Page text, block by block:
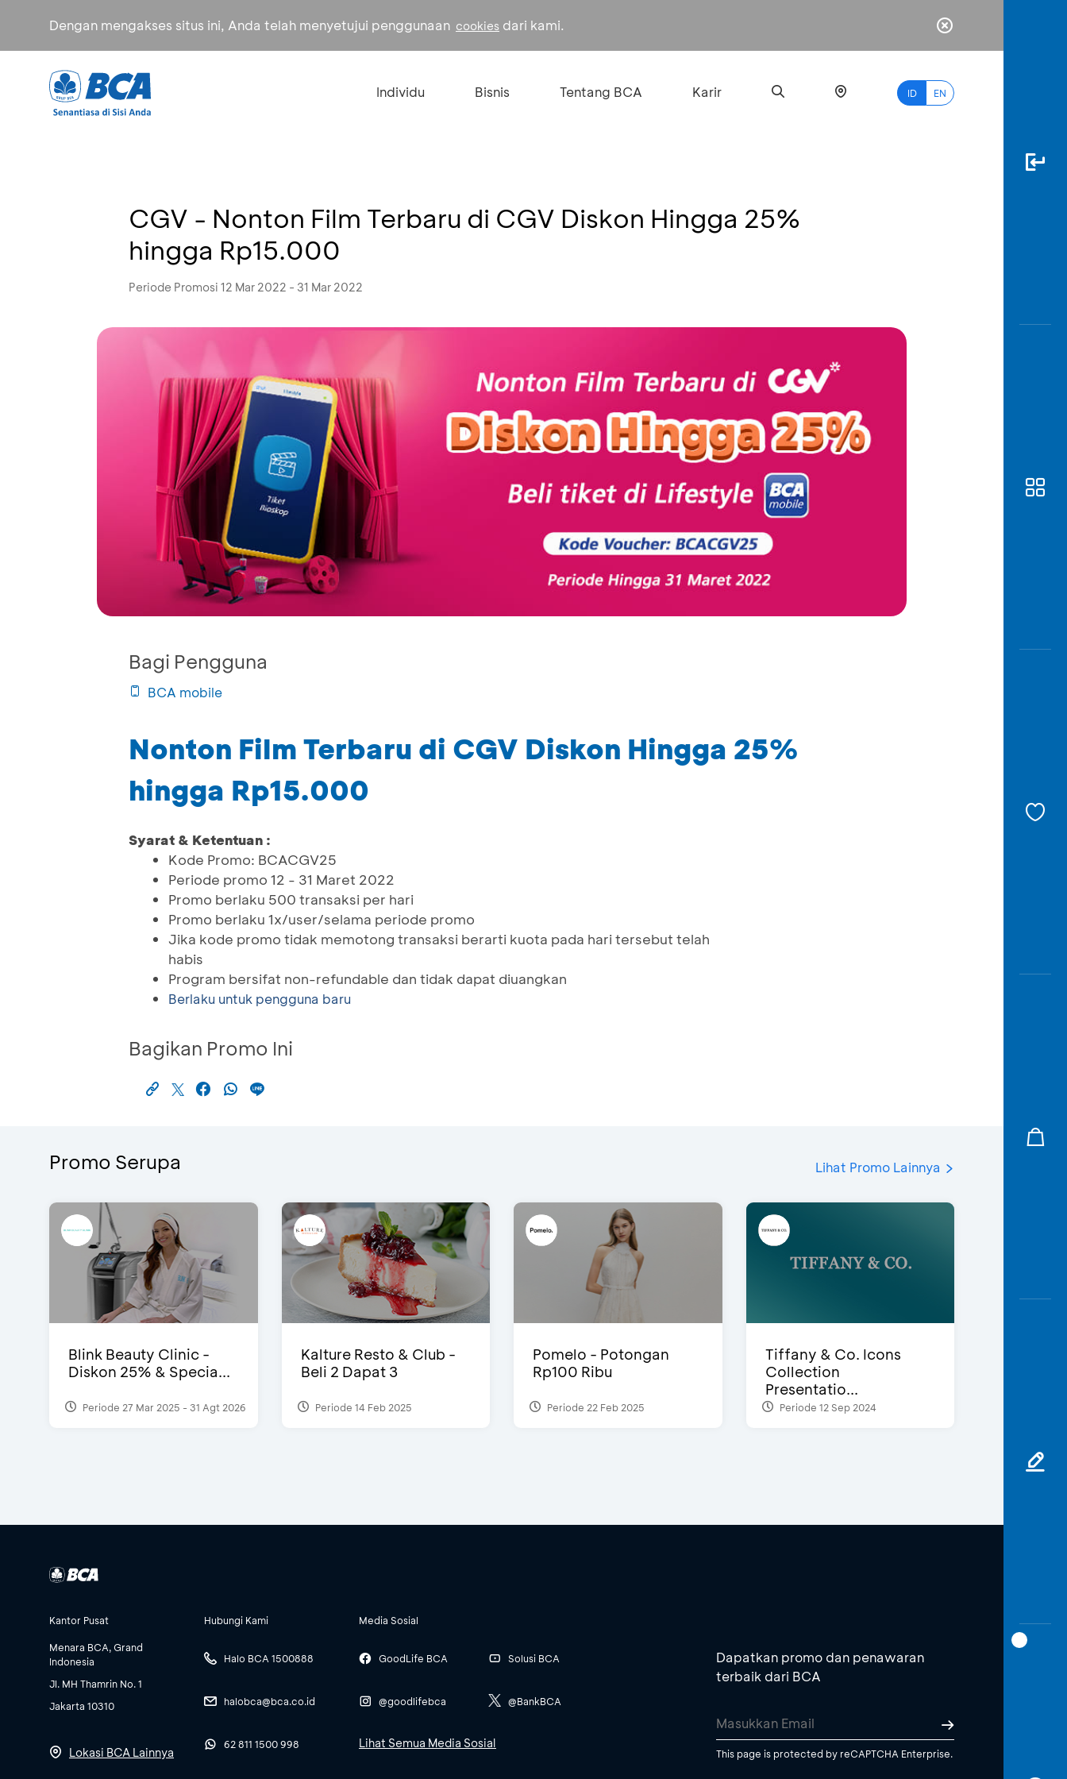
Dengan mengakses situs ini, Anda telah menyetujui penggunaan cookies dari kami.
Individu Bisnis Tentang BCA Karir ID EN
CGV - Nonton Film Terbaru di CGV Diskon Hingga 25%
hingga Rp15.000
Periode Promosi 12 Mar 2022 - 31 Mar 2022
Bagi Pengguna
BCA mobile
Nonton Film Terbaru di CGV Diskon Hingga 25%
hingga Rp15.000
Syarat & Ketentuan :
Kode Promo: BCACGV25
Periode promo 12 - 31 Maret 2022
Promo berlaku 500 transaksi per hari
Promo berlaku 1x/user/selama periode promo
Jika kode promo tidak memotong transaksi berarti kuota pada hari tersebut telah
habis
Program bersifat non-refundable dan tidak dapat diuangkan
Berlaku untuk pengguna baru
Bagikan Promo Ini
Promo Serupa Lihat Promo Lainnya
Blink Beauty Clinic -
Diskon 25% & Specia...
Periode 27 Mar 2025 - 31 Agt 2026
Kalture Resto & Club -
Beli 2 Dapat 3
Periode 14 Feb 2025
Pomelo - Potongan
Rp100 Ribu
Periode 22 Feb 2025
Tiffany & Co. Icons
Collection
Presentatio...
Periode 12 Sep 2024
Kantor Pusat
Menara BCA, Grand
Indonesia
Jl. MH Thamrin No. 1
Jakarta 10310
Lokasi BCA Lainnya
Hubungi Kami
Halo BCA 1500888
halobca@bca.co.id
62 811 1500 998
Media Sosial
GoodLife BCA
@goodlifebca
Solusi BCA
@BankBCA
Lihat Semua Media Sosial
Dapatkan promo dan penawaran
terbaik dari BCA
This page is protected by reCAPTCHA Enterprise.